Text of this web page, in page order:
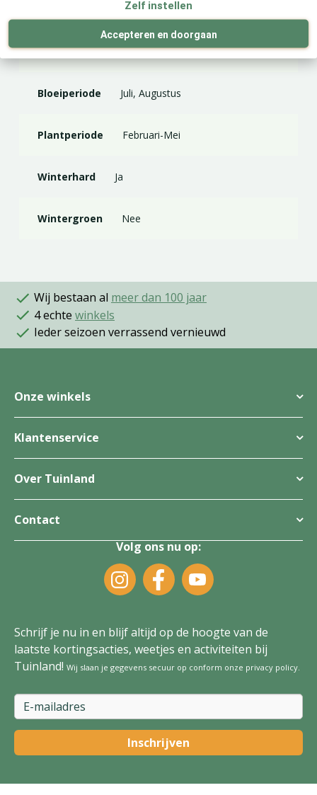
Zelf instellen
Accepteren en doorgaan
Standplaats Halfschaduw, Zon
Bloeiperiode Juli, Augustus
Plantperiode Februari-Mei
Winterhard Ja
Wintergroen Nee
Wij bestaan al meer dan 100 jaar
4 echte winkels
Ieder seizoen verrassend vernieuwd
Onze winkels
Klantenservice
Over Tuinland
Contact
Volg ons nu op:
Schrijf je nu in en blijf altijd op de hoogte van de
laatste kortingsacties, weetjes en activiteiten bij
Tuinland! Wij slaan je gegevens secuur op conform onze privacy policy.